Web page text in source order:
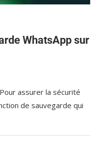
WhatsApp sur
assurer la sécurité
de sauvegarde qui